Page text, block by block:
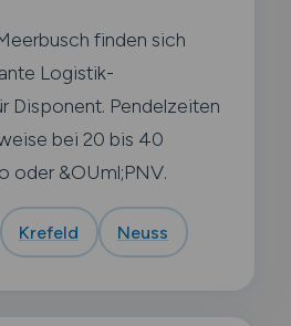
finden sich
Logistik-
Disponent. Pendelzeiten
bei 20 bis 40
oder &OUml;PNV.
Krefeld Neuss